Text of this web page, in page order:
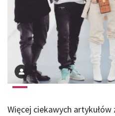
Więcej ciekawych artykułów